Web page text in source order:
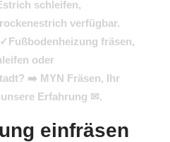
schleifen,
verfügbar.
fräsen,
oder
➡️ MYN Fräsen, Ihr
Erfahrung ✉.
einfräsen